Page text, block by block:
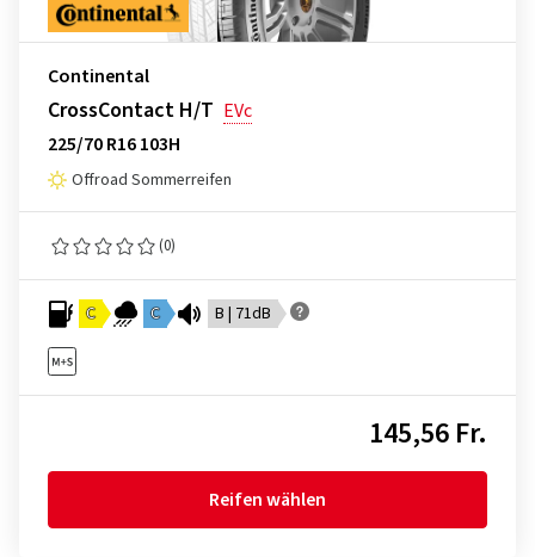
Continental
CrossContact H/T EVc
225/70 R16 103H
Offroad Sommerreifen
(0)
C C B | 71dB
145,56 Fr.
Reifen wählen